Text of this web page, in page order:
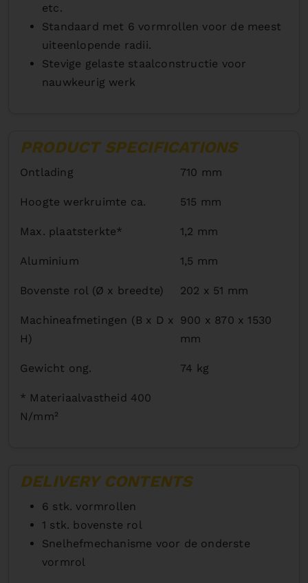
etc.
Standaard met 6 vormrollen voor de meest
uiteenlopende radii.
Stevige gelaste staalconstructie voor
nauwkeurig werk
PRODUCT SPECIFICATIONS
Ontlading 710 mm
Hoogte werkruimte ca. 515 mm
Max. plaatsterkte* 1,2 mm
Aluminium 1,5 mm
Bovenste rol (Ø x breedte) 202 x 51 mm
Machineafmetingen (B x D x
H)
900 x 870 x 1530
mm
Gewicht ong. 74 kg
* Materiaalvastheid 400
N/mm²
DELIVERY CONTENTS
6 stk. vormrollen
1 stk. bovenste rol
Snelhefmechanisme voor de onderste
vormrol